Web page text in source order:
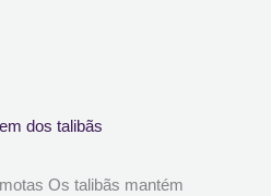
dos talibãs
Os talibãs mantém